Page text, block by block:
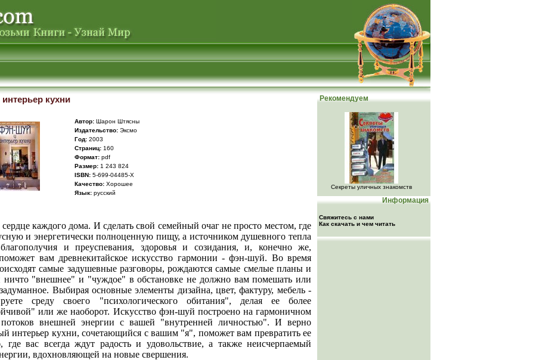
кухни
Автор: Шарон Штясны
Издательство: Эксмо
Год: 2003
Cтраниц: 160
Формат: pdf
Размер: 1 243 824
ISBN: 5-699-04485-Х
Качество: Хорошее
Язык: русский
каждого дома. И сделать свой семейный очаг не просто местом, где
и энергетически полноценную пищу, а источником душевного тепла
и преуспевания, здоровья и созидания, и, конечно же,
вам древнекитайское искусство гармонии - фэн-шуй. Во время
самые задушевные разговоры, рождаются самые смелые планы и
"внешнее" и "чуждое" в обстановке не должно вам помешать или
Выбирая основные элементы дизайна, цвет, фактуру, мебель -
среду своего "психологического обитания", делая ее более
или же наоборот. Искусство фэн-шуй построено на гармоничном
потоков внешней энергии с вашей "внутренней личностью". И верно
интерьер кухни, сочетающийся с вашим "я", поможет вам превратить ее
где вас всегда ждут радость и удовольствие, а также неисчерпаемый
вдохновляющей на новые свершения.
Рекомендуем
Секреты уличных знакомств
Информация
Свяжитесь с нами
Как скачать и чем читать